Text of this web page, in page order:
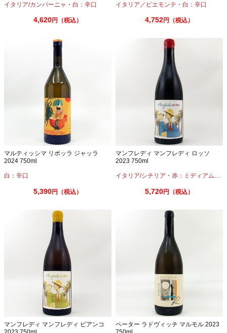
イタリア/カンパーニャ ・ 白：辛口
4,620円（税込）
イタリア／ピエモンテ ・ 白：辛口
4,752円（税込）
マルティッシマ リボッラ ジャッラ
2024 750ml
白：辛口
5,390円（税込）
マンフレディ マンフレディ ロッソ
2023 750ml
イタリア/シチリア ・赤：ミディアムボディ
5,720円（税込）
マンフレディ マンフレディ ビアンコ
ペーター ラドヴィッチ マルモル 2023